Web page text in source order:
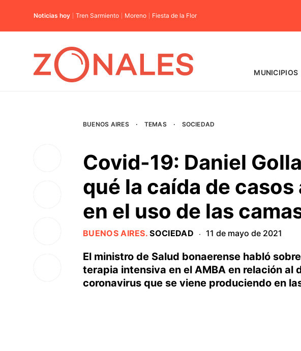
Noticias hoy Tren Sarmiento Moreno Fiesta de la Flor
MUNICIPIOS
BUENOS AIRES · TEMAS · SOCIEDAD
Covid-19: Daniel
qué la caída de
en el uso de las
BUENOS AIRES.SOCIEDAD · 11 de mayo de 2021
El ministro de Salud bonaerense habló
terapia intensiva en el AMBA en relación al
coronavirus que se viene produciendo en